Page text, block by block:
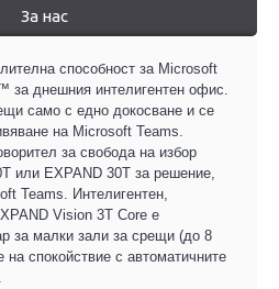
За нас
способност за Microsoft
за днешния интелигентен офис.
само с едно докосване и се
на Microsoft Teams.
за свобода на избор
или EXPAND 30T за решение,
Teams. Интелигентен,
Vision 3T Core е
за малки зали за срещи (до 8
спокойствие с автоматичните